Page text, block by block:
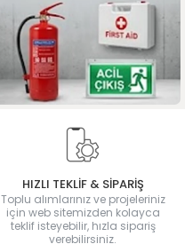
HIZLI TEKLİF & SİPARİŞ
Toplu alımlarınız ve projeleriniz
için web sitemizden kolayca
teklif isteyebilir, hızla sipariş
verebilirsiniz.